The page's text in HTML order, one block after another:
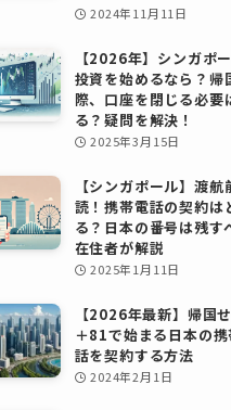
2024年11月11日
【2026年】シンガポ
投資を始めるなら？帰
際、口座を閉じる必要
る？疑問を解決！
2025年3月15日
【シンガポール】渡航
読！携帯電話の契約は
る？日本の番号は残す
在住者が解説
2025年1月11日
【2026年最新】帰国
＋81で始まる日本の
話を契約する方法
2024年2月1日